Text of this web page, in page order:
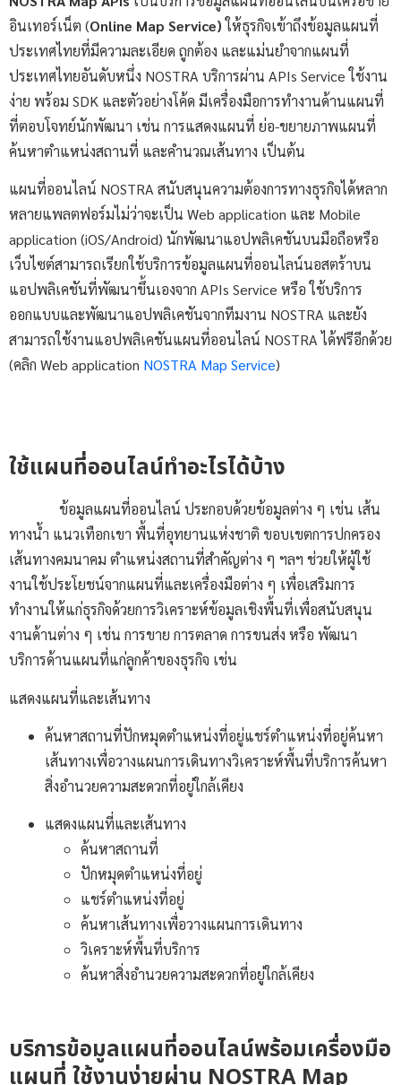
อินเทอร์เน็ต (Online Map Service)ให้ธุรกิจเข้าถึงข้อมูลแผนที่
ประเทศไทยที่มีความละเอียด ถูกต้อง และแม่นยำจากแผนที่
ประเทศไทยอันดับหนึ่ง NOSTRA บริการผ่าน APIs Service ใช้งาน
ง่าย พร้อม SDK และตัวอย่างโค้ด มีเครื่องมือการทำงานด้านแผนที่
ที่ตอบโจทย์นักพัฒนา เช่น การแสดงแผนที่ ย่อ-ขยายภาพแผนที่
ค้นหาตำแหน่งสถานที่ และคำนวณเส้นทาง เป็นต้น
แผนที่ออนไลน์ NOSTRA สนับสนุนความต้องการทางธุรกิจได้หลาก
หลายแพลตฟอร์มไม่ว่าจะเป็น Web application และ Mobile
application (iOS/Android) นักพัฒนาแอปพลิเคชันบนมือถือหรือ
เว็บไซต์สามารถเรียกใช้บริการข้อมูลแผนที่ออนไลน์นอสตร้าบน
แอปพลิเคชันที่พัฒนาขึ้นเองจาก APIs Service หรือ ใช้บริการ
ออกแบบและพัฒนาแอปพลิเคชันจากทีมงาน NOSTRA และยัง
สามารถใช้งานแอปพลิเคชันแผนที่ออนไลน์ NOSTRA ได้ฟรีอีกด้วย
(คลิก Web application NOSTRA Map Service)
ใช้แผนที่ออนไลน์ทำอะไรได้บ้าง
ข้อมูลแผนที่ออนไลน์ ประกอบด้วยข้อมูลต่าง ๆ เช่น เส้น
ทางน้ำ แนวเทือกเขา พื้นที่อุทยานแห่งชาติ ขอบเขตการปกครอง
เส้นทางคมนาคม ตำแหน่งสถานที่สำคัญต่าง ๆ ฯลฯ ช่วยให้ผู้ใช้
งานใช้ประโยชน์จากแผนที่และเครื่องมือต่าง ๆ เพื่อเสริมการ
ทำงานให้แก่ธุรกิจด้วยการวิเคราะห์ข้อมูลเชิงพื้นที่เพื่อสนับสนุน
งานด้านต่าง ๆ เช่น การขาย การตลาด การขนส่ง หรือ พัฒนา
บริการด้านแผนที่แก่ลูกค้าของธุรกิจ เช่น
แสดงแผนที่และเส้นทาง
ค้นหาสถานที่ปักหมุดตำแหน่งที่อยู่แชร์ตำแหน่งที่อยู่ค้นหา
เส้นทางเพื่อวางแผนการเดินทางวิเคราะห์พื้นที่บริการค้นหา
สิ่งอำนวยความสะดวกที่อยู่ใกล้เคียง
แสดงแผนที่และเส้นทาง
ค้นหาสถานที่
ปักหมุดตำแหน่งที่อยู่
แชร์ตำแหน่งที่อยู่
ค้นหาเส้นทางเพื่อวางแผนการเดินทาง
วิเคราะห์พื้นที่บริการ
ค้นหาสิ่งอำนวยความสะดวกที่อยู่ใกล้เคียง
บริการข้อมูลแผนที่ออนไลน์พร้อมเครื่องมือ
แผนที่ ใช้งานง่ายผ่าน NOSTRA Map